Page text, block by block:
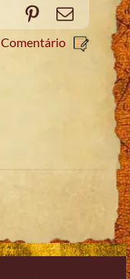
Pinterest
Email
Comentário